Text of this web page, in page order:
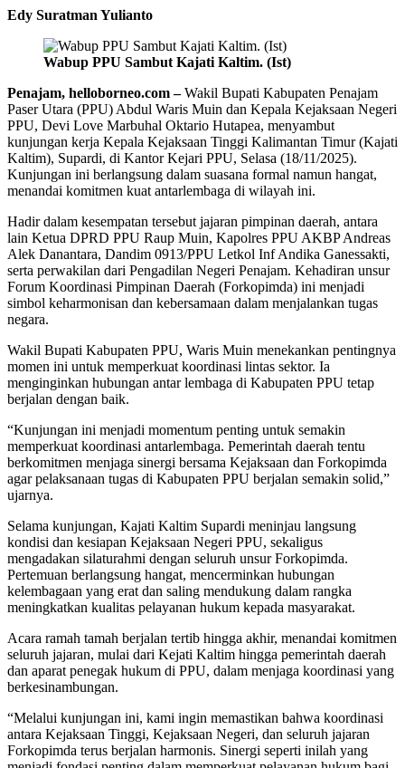
Edy Suratman Yulianto
Wabup PPU Sambut Kajati Kaltim. (Ist)
Penajam, helloborneo.com –Wakil Bupati Kabupaten Penajam
Paser Utara (PPU) Abdul Waris Muin dan Kepala Kejaksaan Negeri
PPU, Devi Love Marbuhal Oktario Hutapea, menyambut
kunjungan kerja Kepala Kejaksaan Tinggi Kalimantan Timur (Kajati
Kaltim), Supardi, di Kantor Kejari PPU, Selasa (18/11/2025).
Kunjungan ini berlangsung dalam suasana formal namun hangat,
menandai komitmen kuat antarlembaga di wilayah ini.
Hadir dalam kesempatan tersebut jajaran pimpinan daerah, antara
lain Ketua DPRD PPU Raup Muin, Kapolres PPU AKBP Andreas
Alek Danantara, Dandim 0913/PPU Letkol Inf Andika Ganessakti,
serta perwakilan dari Pengadilan Negeri Penajam. Kehadiran unsur
Forum Koordinasi Pimpinan Daerah (Forkopimda) ini menjadi
simbol keharmonisan dan kebersamaan dalam menjalankan tugas
negara.
Wakil Bupati Kabupaten PPU, Waris Muin menekankan pentingnya
momen ini untuk memperkuat koordinasi lintas sektor. Ia
menginginkan hubungan antar lembaga di Kabupaten PPU tetap
berjalan dengan baik.
“Kunjungan ini menjadi momentum penting untuk semakin
memperkuat koordinasi antarlembaga. Pemerintah daerah tentu
berkomitmen menjaga sinergi bersama Kejaksaan dan Forkopimda
agar pelaksanaan tugas di Kabupaten PPU berjalan semakin solid,”
ujarnya.
Selama kunjungan, Kajati Kaltim Supardi meninjau langsung
kondisi dan kesiapan Kejaksaan Negeri PPU, sekaligus
mengadakan silaturahmi dengan seluruh unsur Forkopimda.
Pertemuan berlangsung hangat, mencerminkan hubungan
kelembagaan yang erat dan saling mendukung dalam rangka
meningkatkan kualitas pelayanan hukum kepada masyarakat.
Acara ramah tamah berjalan tertib hingga akhir, menandai komitmen
seluruh jajaran, mulai dari Kejati Kaltim hingga pemerintah daerah
dan aparat penegak hukum di PPU, dalam menjaga koordinasi yang
berkesinambungan.
“Melalui kunjungan ini, kami ingin memastikan bahwa koordinasi
antara Kejaksaan Tinggi, Kejaksaan Negeri, dan seluruh jajaran
Forkopimda terus berjalan harmonis. Sinergi seperti inilah yang